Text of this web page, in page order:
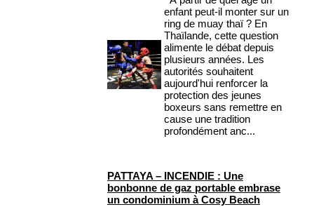
enfant peut-il monter sur un
ring de muay thaï ? En
Thaïlande, cette question
alimente le débat depuis
plusieurs années. Les
autorités souhaitent
aujourd'hui renforcer la
protection des jeunes
boxeurs sans remettre en
cause une tradition
profondément anc...
PATTAYA – INCENDIE : Une
bonbonne de gaz portable embrase
un condominium à Cosy Beach